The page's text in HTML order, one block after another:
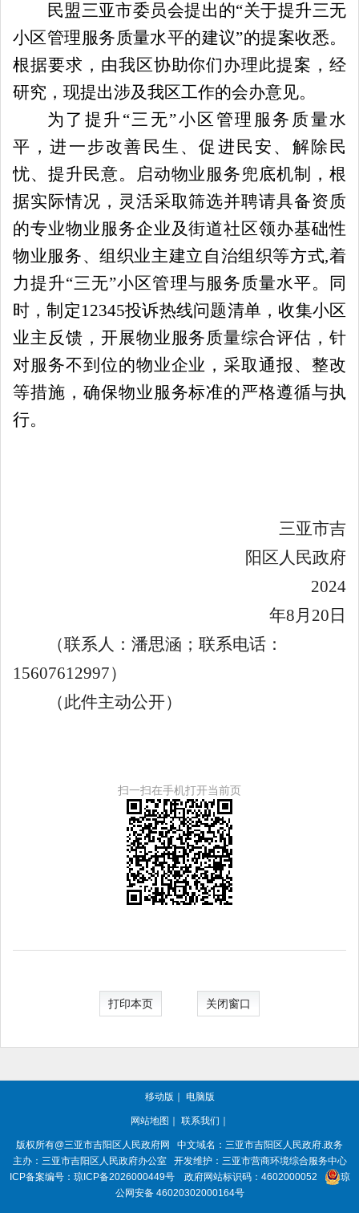
民盟三亚市委员会提出的“关于提升三无
小区管理服务质量水平的建议”的提案收悉。
根据要求，由我区协助你们办理此提案，经
研究，现提出涉及我区工作的会办意见。
为了提升“三无”小区管理服务质量水
平，进一步改善民生、促进民安、解除民
忧、提升民意。启动物业服务兜底机制，根
据实际情况，灵活采取筛选并聘请具备资质
的专业物业服务企业及街道社区领办基础性
物业服务、组织业主建立自治组织等方式,着
力提升“三无”小区管理与服务质量水平。同
时，制定12345投诉热线问题清单，收集小区
业主反馈，开展物业服务质量综合评估，针
对服务不到位的物业企业，采取通报、整改
等措施，确保物业服务标准的严格遵循与执
行。
三亚市吉
阳区人民政府
2024
年8 月 20 日
（联系人： 潘思涵； 联系电话：
15607612997）
（此件主动公开）
扫一扫在手机打开当前页
打印本页 关闭窗口
移动版 ｜ 电脑版
网站地图 ｜ 联系我们 ｜
版权所有@三亚市吉阳区人民政府网 中文域名： 三亚市吉阳区人民政府.政务
主办：三亚市吉阳区人民政府办公室
开发维护：三亚市营商环境综合服务中心
ICP备案编号： 琼ICP备2026000449号 政府网站标识码： 4602000052
琼
公网安备 46020302000164号